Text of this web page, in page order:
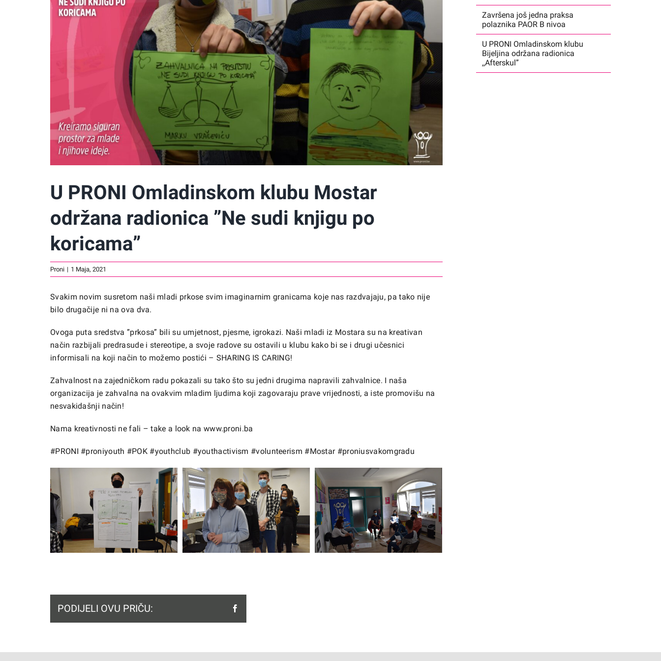
U PRONI Omladinskom klubu Mostar
održana radionica ”Ne sudi knjigu po
koricama”
Proni | 1 Maja, 2021
Svakim novim susretom naši mladi prkose svim imaginarnim granicama koje nas razdvajaju, pa tako nije
bilo drugačije ni na ova dva.
Ovoga puta sredstva ”prkosa” bili su umjetnost, pjesme, igrokazi. Naši mladi iz Mostara su na kreativan
način razbijali predrasude i stereotipe, a svoje radove su ostavili u klubu kako bi se i drugi učesnici
informisali na koji način to možemo postići – SHARING IS CARING!
Zahvalnost na zajedničkom radu pokazali su tako što su jedni drugima napravili zahvalnice. I naša
organizacija je zahvalna na ovakvim mladim ljudima koji zagovaraju prave vrijednosti, a iste promovišu na
nesvakidašnji način!
Nama kreativnosti ne fali – take a look na www.proni.ba
#PRONI #proniyouth #POK #youthclub #youthactivism #volunteerism #Mostar #proniusvakomgradu
PODIJELI OVU PRIČU:
Završena još jedna praksa
polaznika PAOR B nivoa
U PRONI Omladinskom klubu
Bijeljina održana radionica
,,Afterskul”